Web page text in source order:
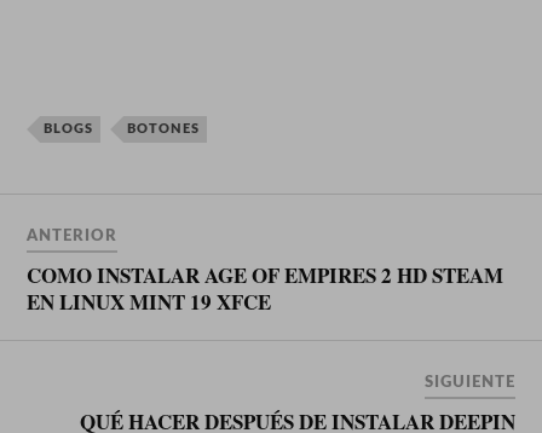
BLOGS BOTONES
ANTERIOR
COMO INSTALAR AGE OF EMPIRES 2 HD STEAM
EN LINUX MINT 19 XFCE
SIGUIENTE
QUÉ HACER DESPUÉS DE INSTALAR DEEPIN